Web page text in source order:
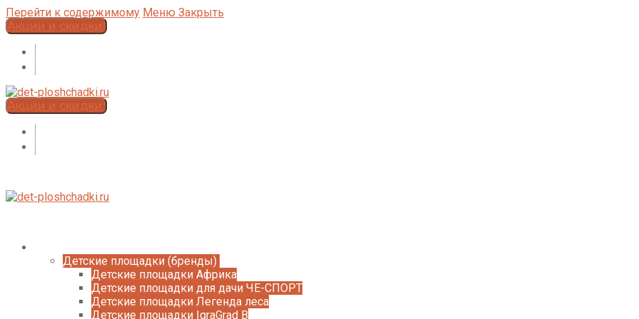
Перейти к содержимому Меню Закрыть
Акции и скидки!
Акции и скидки!
Детские площадки (бренды)
Детские площадки Африка
Детские площадки для дачи ЧЕ-СПОРТ
Детские площадки Легенда леса
Детские площадки IgraGrad B